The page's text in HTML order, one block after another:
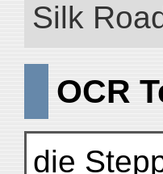
Silk
OCR
die